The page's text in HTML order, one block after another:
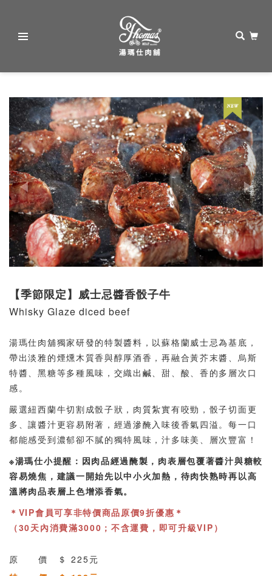
瑪
仕
肉
舖
Previous Next
【季節限定】威士忌醬香骰子牛
Whisky Glaze diced beef
湯瑪仕肉舖獨家研發的特製醬料，以蘇格蘭威士忌為基底，
帶出淡雅的煙燻木質香與醇厚酒香，再融合黃芥末醬、烏斯
特醬、黑糖等多種風味，交織出鹹、甜、酸、香的多層次口
感。
嚴選紐西蘭牛切割成骰子狀，肉質紮實有咬勁，骰子切面更
多、讓醬汁更容易附著，經過滲醃入味後香氣四溢。每一口
都能感受到濃郁卻不膩的獨特風味，汁多味美、層次豐富！
※湯瑪仕小提醒：因肉品經過醃製，肉表層包覆著醬汁與糖較
容易燒焦，建議一開始先以中小火加熱，待肉快熟時再以高
溫將肉品表層上色增添香氣。
＊VIP會員可享非特價商品原價9折優惠＊
（30天內消費滿3000；不含運費，即可升級VIP）
原 價 ＄ 225元